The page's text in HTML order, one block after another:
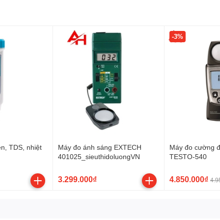
UVC-254A
TDS, nhiệt
Máy đo ánh sáng EXTECH
401025_sieuthidoluongVN
3.299.000₫
-3%
Máy đo cường
TESTO-540
4.850.000₫